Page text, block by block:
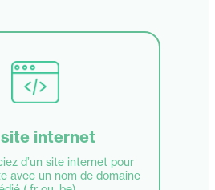
site internet
d’un site internet pour
avec un nom de domaine